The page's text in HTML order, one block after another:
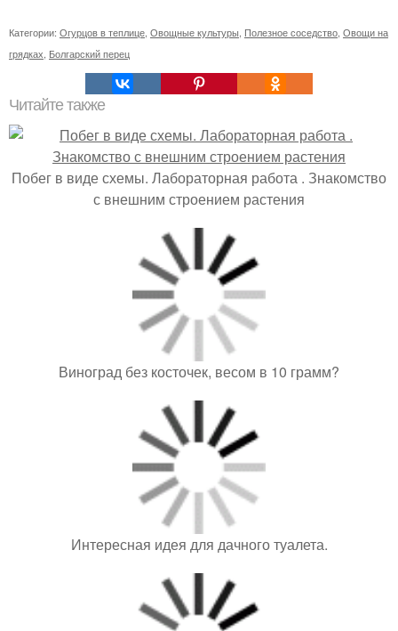
Категории: Огурцов в теплице Овощные культуры Полезное соседство Овощи на
грядках Болгарский перец
Читайте также
Побег в виде схемы. Лабораторная работа . Знакомство
с внешним строением растения
Виноград без косточек, весом в 10 грамм?
Интересная идея для дачного туалета.